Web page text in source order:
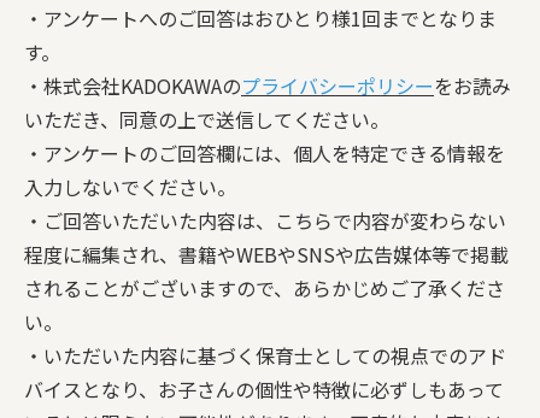
・アンケートへのご回答はおひとり様1回までとなりま
す。
・株式会社KADOKAWAのプライバシーポリシーをお読み
いただき、同意の上で送信してください。
・アンケートのご回答欄には、個人を特定できる情報を
入力しないでください。
・ご回答いただいた内容は、こちらで内容が変わらない
程度に編集され、書籍やWEBやSNSや広告媒体等で掲載
されることがございますので、あらかじめご了承くださ
い。
・いただいた内容に基づく保育士としての視点でのアド
バイスとなり、お子さんの個性や特徴に必ずしもあって